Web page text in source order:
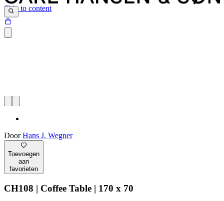
Skip to content
DoorHans J. Wegner
Toevoegen
aan
favorieten
CH108 | Coffee Table | 170 x 70